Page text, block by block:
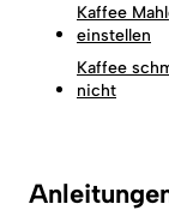
Kaffee
einstellen
Kaffee
nicht